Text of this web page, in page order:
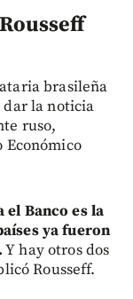
brasileña
dar la noticia
ruso,
Banco es la
ya fueron
Y hay otros dos
Rousseff.